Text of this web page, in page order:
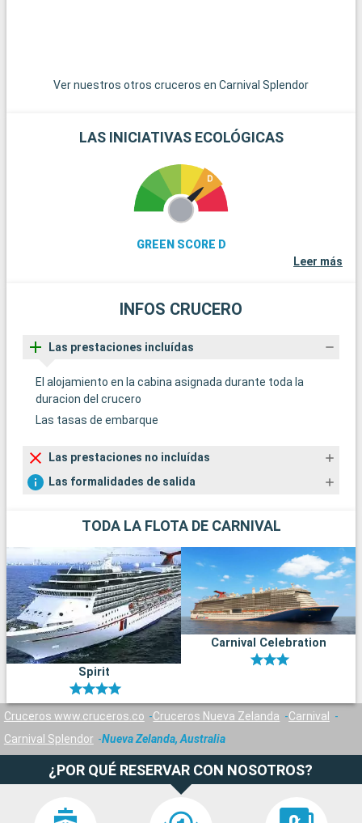
Ver nuestros otros cruceros en Carnival Splendor
LAS INICIATIVAS ECOLÓGICAS
GREEN SCORE D
Leer más
INFOS CRUCERO
Las prestaciones incluídas
El alojamiento en la cabina asignada durante toda la
duracion del crucero
Las tasas de embarque
Las prestaciones no incluídas
Las formalidades de salida
TODA LA FLOTA DE CARNIVAL
Spirit
Carnival Celebration
Cruceros www.cruceros.co Cruceros Nueva Zelanda
Carnival
Carnival Splendor
Nueva Zelanda, Australia
¿POR QUÉ RESERVAR CON NOSOTROS?